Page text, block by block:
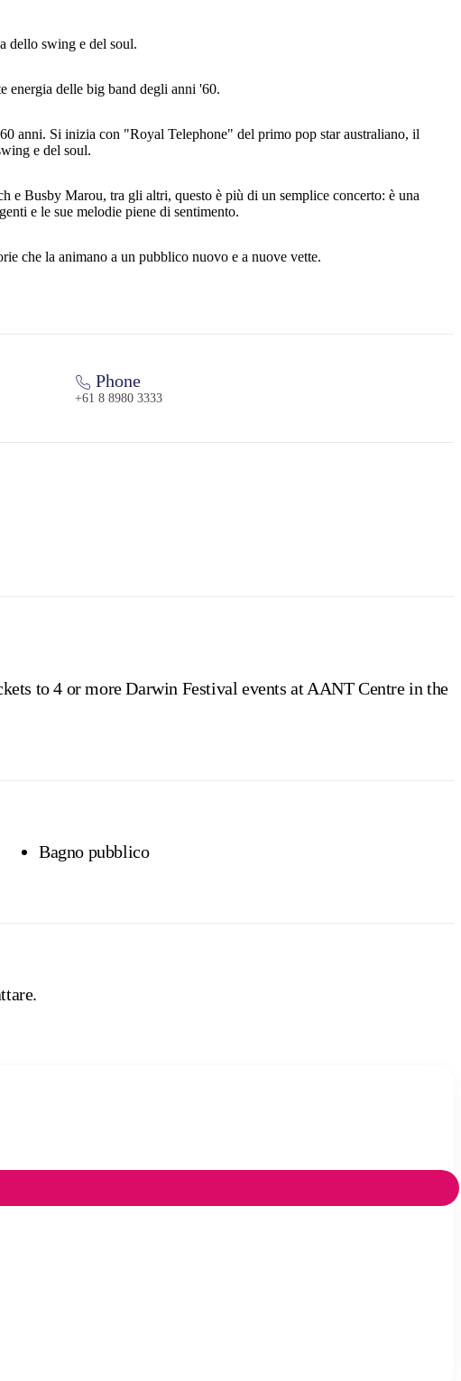
dello swing e del soul.
energia delle big band degli anni '60.
anni. Si inizia con "Royal Telephone" del primo pop star australiano, il
e del soul.
Busby Marou, tra gli altri, questo è più di un semplice concerto: è una
e le sue melodie piene di sentimento.
che la animano a un pubblico nuovo e a nuove vette.
Phone
+61 8 8980 3333
to 4 or more Darwin Festival events at AANT Centre in the
Bagno pubblico